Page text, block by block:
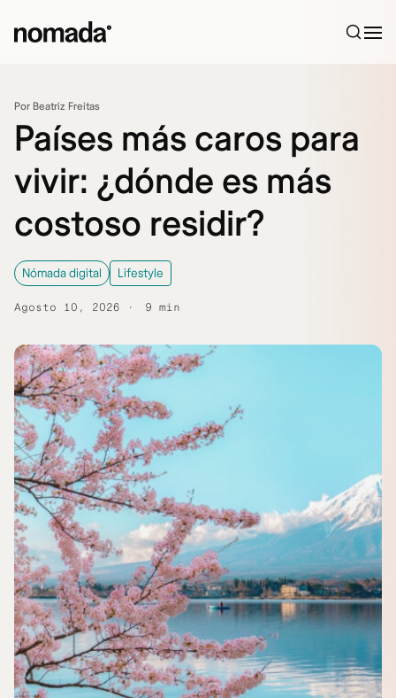
Por Beatriz Freitas
Países más caros para
vivir: ¿dónde es más
costoso residir?
Nómada digital Lifestyle
Agosto 10, 2026 9 min